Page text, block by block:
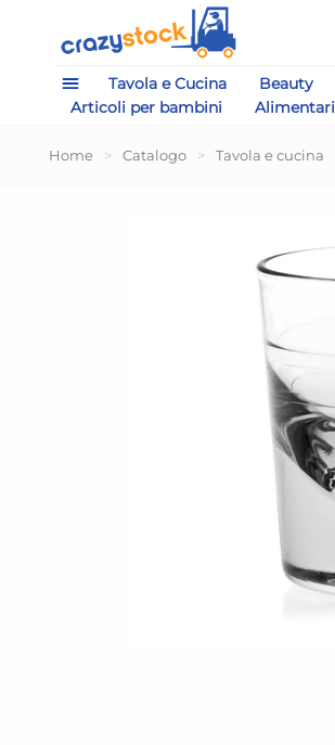
Tavola e Cucina Beauty
Articoli per bambini
Alimentari
Home > Catalogo > Tavola e cucina